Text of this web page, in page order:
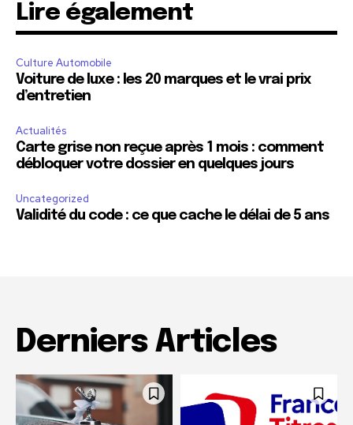
Lire également
Culture Automobile
Voiture de luxe : les 20 marques et le vrai prix
d’entretien
Actualités
Carte grise non reçue après 1 mois : comment
débloquer votre dossier en quelques jours
Uncategorized
Validité du code : ce que cache le délai de 5 ans
Derniers Articles